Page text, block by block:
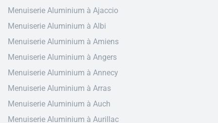
Menuiserie Aluminium à Ajaccio
Menuiserie Aluminium à Albi
Menuiserie Aluminium à Amiens
Menuiserie Aluminium à Angers
Menuiserie Aluminium à Annecy
Menuiserie Aluminium à Arras
Menuiserie Aluminium à Auch
Menuiserie Aluminium à Aurillac